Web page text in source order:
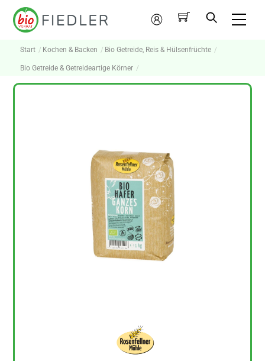
Skip
Mein
Konto
Start Kochen & Backen Bio Getreide, Reis & Hülsenfrüchte
Bio Getreide & Getreideartige Körner